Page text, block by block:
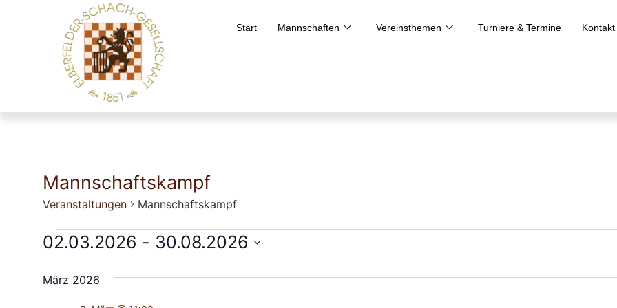
Start Mannschaften Vereinsthemen Turniere & Termine Kontakt
Mannschaftskampf
Veranstaltungen Mannschaftskampf
02.03.2026 - 30.08.2026
März 2026